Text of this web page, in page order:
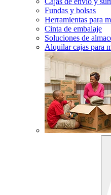
Fundas y bolsas
Herramientas para
Cinta de embalaje
Soluciones de
Alquilar cajas para